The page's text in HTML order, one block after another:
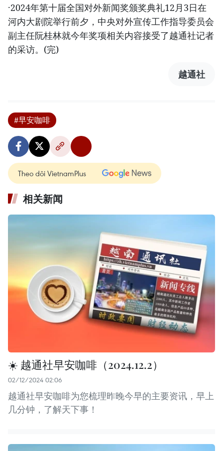
·2024年第十届全国对外新闻奖颁奖典礼12月3日在
河内大剧院举行前夕，中央对外宣传工作指导委员会
副主任阮桂林就今年奖项相关内容接受了越通社记者
的采访。(完)
越通社
#早安咖啡
Theo dõi VietnamPlus
相关新闻
☀️ 越通社早安咖啡（2024.12.2）
02/12/2024 02:06
越通社早安咖啡为您梳理昨晚今早的主要资讯，早上
几分钟，了解天下事！